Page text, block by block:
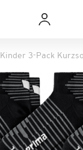
Kinder 3-Pack